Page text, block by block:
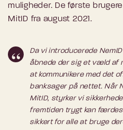
muligheder. De første
MitID fra august 2021.
Da vi introducerede
åbnede der sig et væld af
at kommunikere med det
banksager på nettet. Når
MitID, styrker vi
fremtiden trygt kan
sikkert for alle at bruge